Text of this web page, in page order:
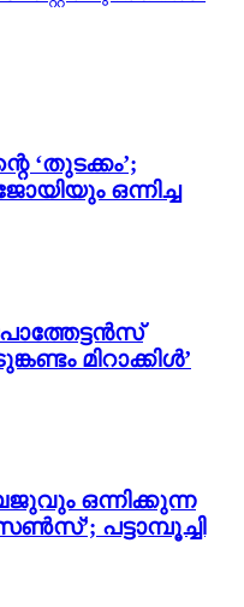
‘തുടക്കം’;
ഒന്നിച്ച
മിറാക്കിൾ’
ഒന്നിക്കുന്ന
പട്ടാമ്പൂച്ചി